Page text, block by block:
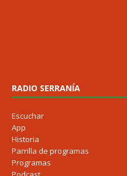
RADIO SERRANÍA
Escuchar
App
Historia
Parrilla de programas
Programas